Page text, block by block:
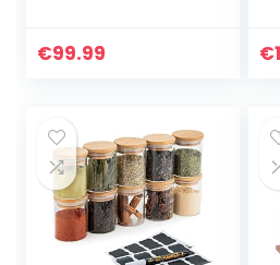
opslagplaats
€99.99 €